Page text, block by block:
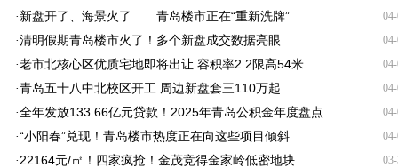
· 新盘开了、海景火了……青岛楼市正在“重新洗牌”
·清明假期青岛楼市火了！多个新盘成交数据亮眼
·老市北核心区优质宅地即将出让 容积率2.2限高54米
·青岛五十八中北校区开工 周边新盘套三110万起
·全年发放133.66亿元贷款！2025年青岛公积金年度盘点
·“小阳春”兑现！青岛楼市热度正在向这些项目倾斜
· 22164元/㎡！四家疯抢！金茂竞得金家岭低密地块